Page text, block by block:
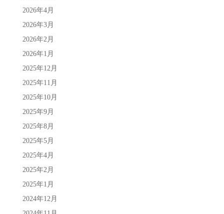
2026年4月
2026年3月
2026年2月
2026年1月
2025年12月
2025年11月
2025年10月
2025年9月
2025年8月
2025年5月
2025年4月
2025年2月
2025年1月
2024年12月